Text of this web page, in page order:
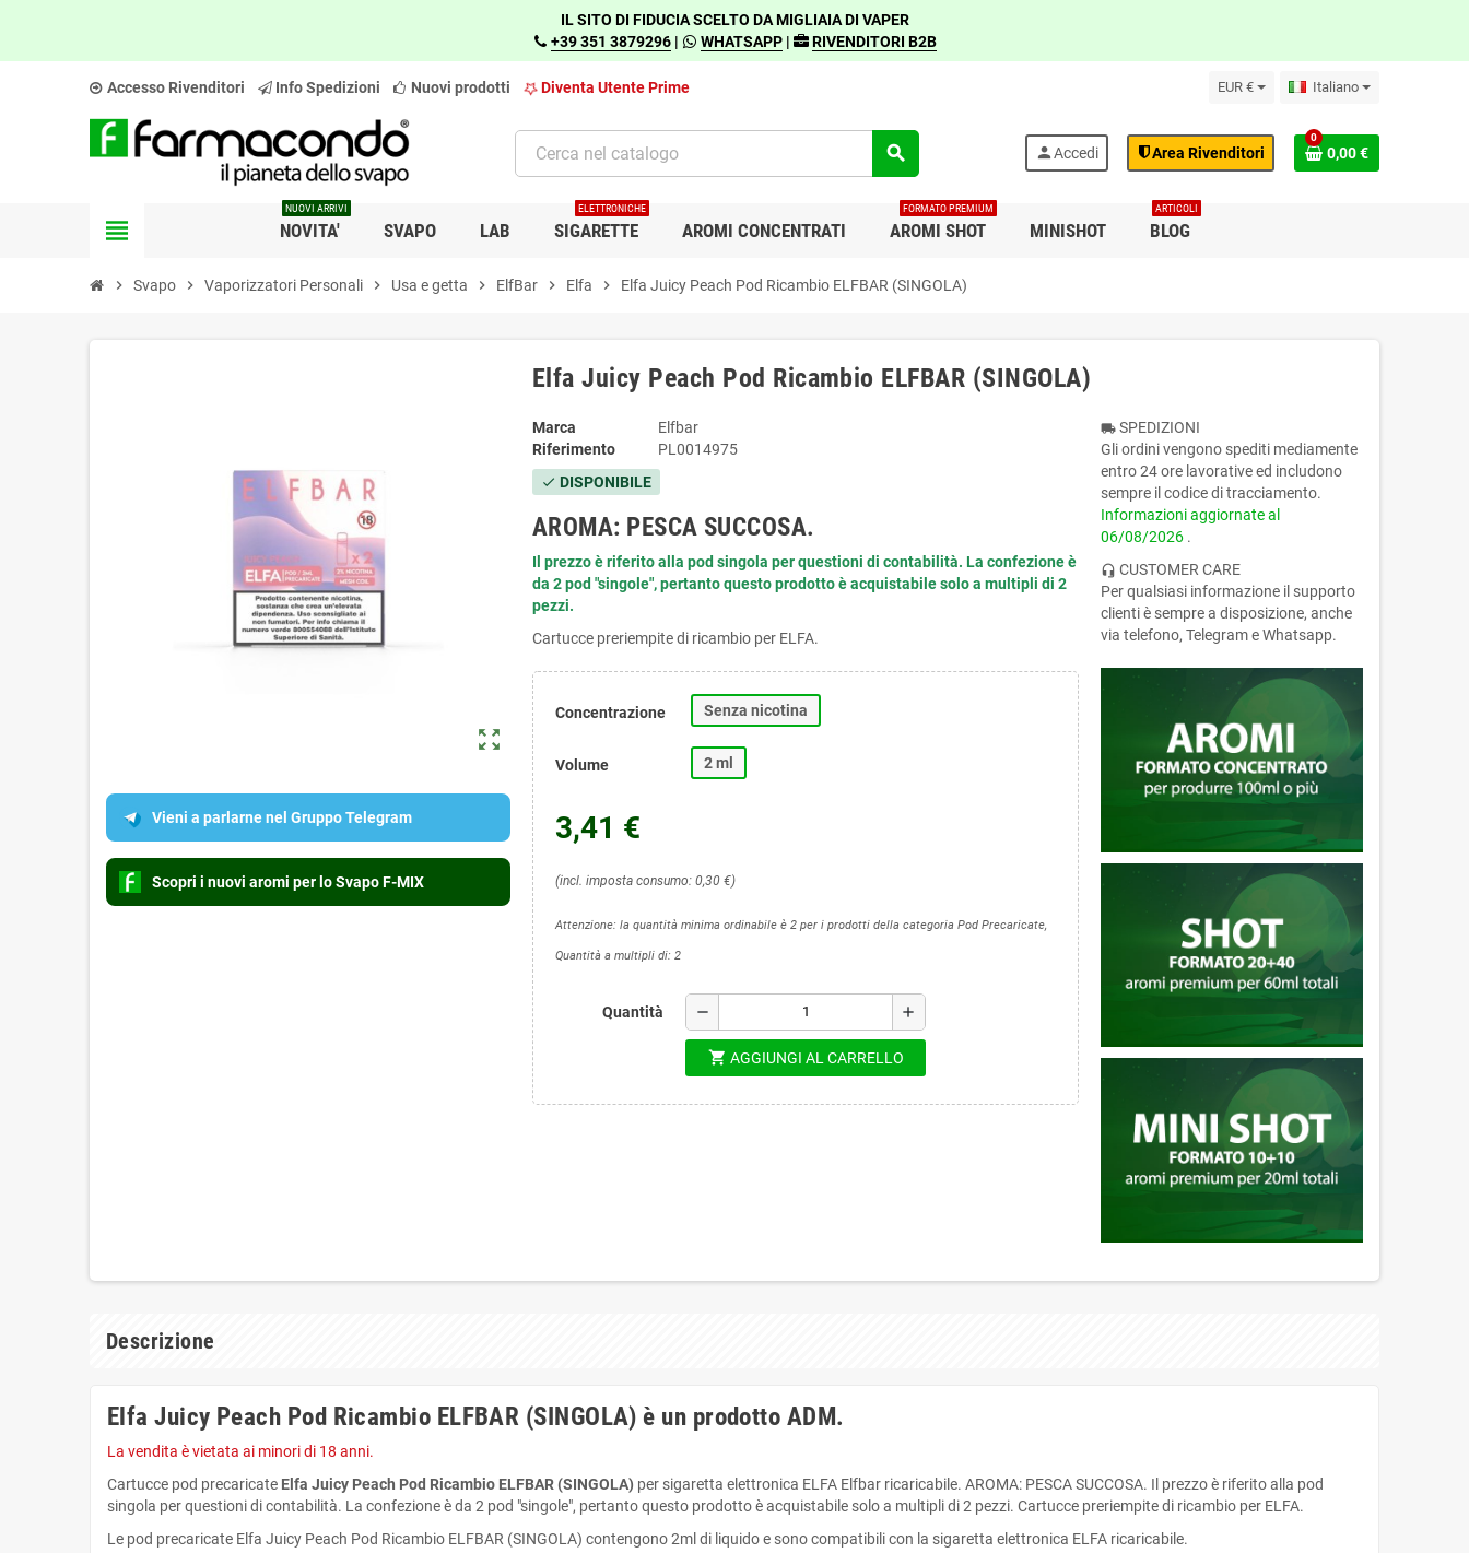
IL SITO DI FIDUCIA SCELTO DA MIGLIAIA DI VAPER
+39 351 3879296 | WHATSAPP | RIVENDITORI B2B
Accesso Rivenditori Info Spedizioni Nuovi prodotti Diventa Utente Prime EUR € Italiano
search personAccedi Area Rivenditori
0
0,00 €
view_headline NOVITA'
NUOVI ARRIVI
SVAPO LAB SIGARETTE
ELETTRONICHE
AROMI CONCENTRATI AROMI SHOT
FORMATO PREMIUM
MINISHOT BLOG
ARTICOLI
chevron_right Svapo chevron_right Vaporizzatori Personali chevron_right Usa e getta chevron_right ElfBar chevron_right Elfa chevron_right Elfa Juicy Peach Pod Ricambio ELFBAR (SINGOLA)
zoom_out_map
Vieni a parlarne nel Gruppo Telegram
Scopri i nuovi aromi per lo Svapo F-MIX
Elfa Juicy Peach Pod Ricambio ELFBAR (SINGOLA)
Marca
Elfbar
Riferimento
PL0014975
check DISPONIBILE
AROMA: PESCA SUCCOSA.
Il prezzo è riferito alla pod singola per questioni di contabilità. La confezione è
da 2 pod "singole", pertanto questo prodotto è acquistabile solo a multipli di 2
pezzi.
Cartucce preriempite di ricambio per ELFA.
Concentrazione Senza nicotina
Volume 2 ml
3,41 €
(incl. imposta consumo: 0,30 €)
Attenzione: la quantità minima ordinabile è 2 per i prodotti della categoria Pod Precaricate,
Quantità a multipli di: 2
Quantità remove add
shopping_cart AGGIUNGI AL CARRELLO
local_shippingSPEDIZIONI
Gli ordini vengono spediti mediamente
entro 24 ore lavorative ed includono
sempre il codice di tracciamento.
Informazioni aggiornate al
06/08/2026 .
headset_mic CUSTOMER CARE
Per qualsiasi informazione il supporto
clienti è sempre a disposizione, anche
via telefono, Telegram e Whatsapp.
Descrizione
Elfa Juicy Peach Pod Ricambio ELFBAR (SINGOLA) è un prodotto ADM.
La vendita è vietata ai minori di 18 anni.
Cartucce pod precaricate Elfa Juicy Peach Pod Ricambio ELFBAR (SINGOLA) per sigaretta elettronica ELFA Elfbar ricaricabile. AROMA: PESCA SUCCOSA. Il prezzo è riferito alla pod
singola per questioni di contabilità. La confezione è da 2 pod "singole", pertanto questo prodotto è acquistabile solo a multipli di 2 pezzi. Cartucce preriempite di ricambio per ELFA.
Le pod precaricate Elfa Juicy Peach Pod Ricambio ELFBAR (SINGOLA) contengono 2ml di liquido e sono compatibili con la sigaretta elettronica ELFA ricaricabile.